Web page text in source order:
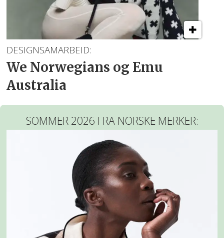
DESIGNSAMARBEID:
We Norwegians og Emu
Australia
SOMMER 2026 FRA NORSKE MERKER: